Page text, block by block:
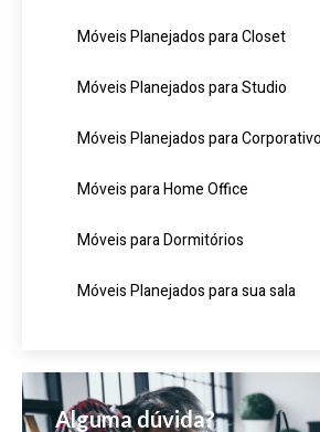
Móveis Planejados para Closet
Móveis Planejados para Studio
Móveis Planejados para Corporativo
Móveis para Home Office
Móveis para Dormitórios
Móveis Planejados para sua sala
Alguma dúvida?